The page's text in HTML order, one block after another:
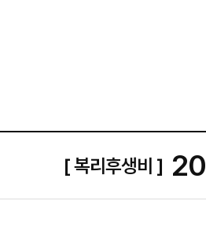
[ 복리후생비 ]